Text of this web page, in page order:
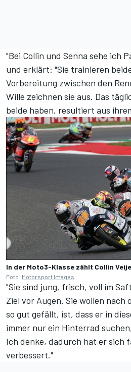
"Bei Collin und Senna sehe ich
und erklärt: "Sie trainieren
Vorbereitung zwischen den
Wille zeichnen sie aus. Das
beide haben, resultiert aus
In der Moto3-Klasse zählt Collin
Foto: Motorsport Images
"Sie sind jung, frisch, voll im
Ziel vor Augen. Sie wollen nach
so gut gefällt, ist, dass er in
immer nur ein Hinterrad
Ich denke, dadurch hat er sich
verbessert."